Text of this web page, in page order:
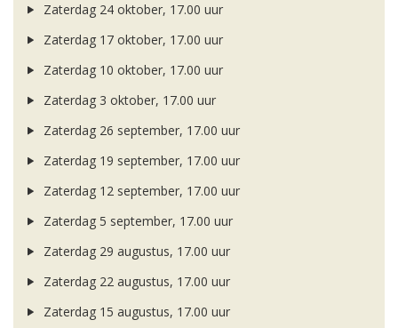
Zaterdag 24 oktober, 17.00 uur
Zaterdag 17 oktober, 17.00 uur
Zaterdag 10 oktober, 17.00 uur
Zaterdag 3 oktober, 17.00 uur
Zaterdag 26 september, 17.00 uur
Zaterdag 19 september, 17.00 uur
Zaterdag 12 september, 17.00 uur
Zaterdag 5 september, 17.00 uur
Zaterdag 29 augustus, 17.00 uur
Zaterdag 22 augustus, 17.00 uur
Zaterdag 15 augustus, 17.00 uur